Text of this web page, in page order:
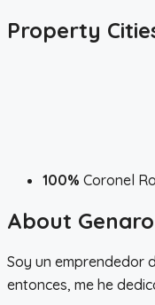
Property
100% Coronel
About
Soy un emprendedor
entonces, me he